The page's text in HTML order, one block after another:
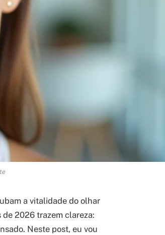
a vitalidade do olhar
2026 trazem clareza:
Neste post, eu vou